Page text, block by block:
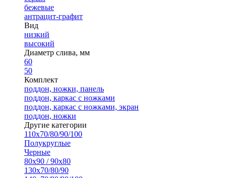
бежевые
антрацит-графит
Вид
низкий
высокий
Диаметр слива, мм
60
50
Комплект
поддон, ножки, панель
поддон, каркас с ножками
поддон, каркас с ножками, экран
поддон, ножки
Другие категории
110х70/80/90/100
Полукруглые
Черные
80х90 / 90х80
130х70/80/90